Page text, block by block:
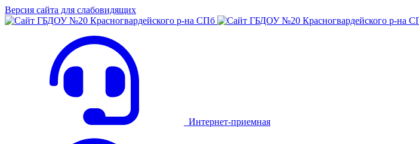
Версия сайта для слабовидящих
Интернет-приемная